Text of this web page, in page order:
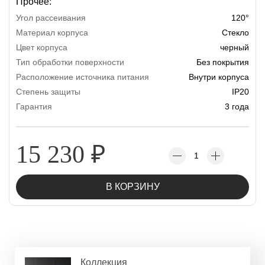
Угол рассеивания
120°
Материал корпуса
Стекло
Цвет корпуса
черный
Тип обработки поверхности
Без покрытия
Расположение источника питания
Внутри корпуса
Степень защиты
IP20
Гарантия
3 года
15 230 ₽
В КОРЗИНУ
Коллекция